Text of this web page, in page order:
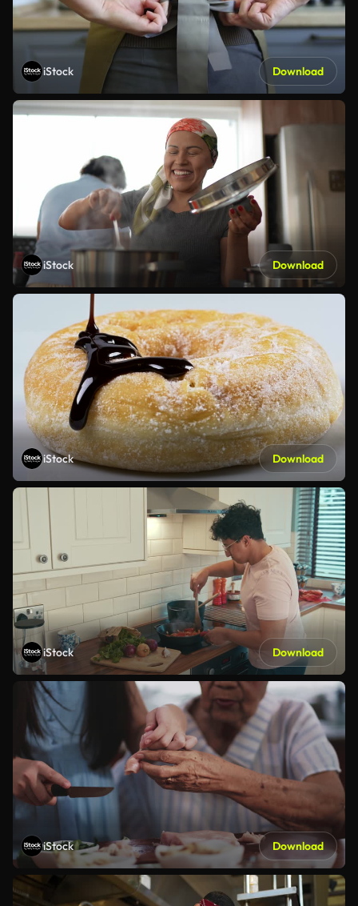
iStock Download
iStock Download
iStock Download
iStock Download
iStock Download